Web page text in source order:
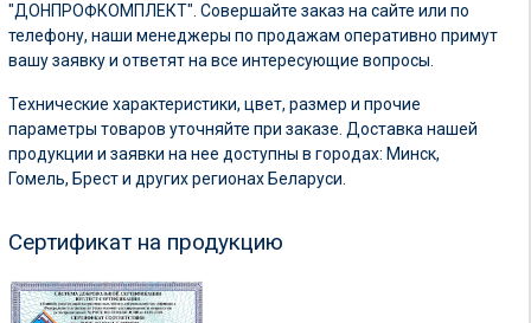
"ДОНПРОФКОМПЛЕКТ". Совершайте заказ на сайте или по
телефону, наши менеджеры по продажам оперативно примут
вашу заявку и ответят на все интересующие вопросы.
Технические характеристики, цвет, размер и прочие
параметры товаров уточняйте при заказе. Доставка нашей
продукции и заявки на нее доступны в городах: Минск,
Гомель, Брест и других регионах Беларуси.
Сертификат на продукцию